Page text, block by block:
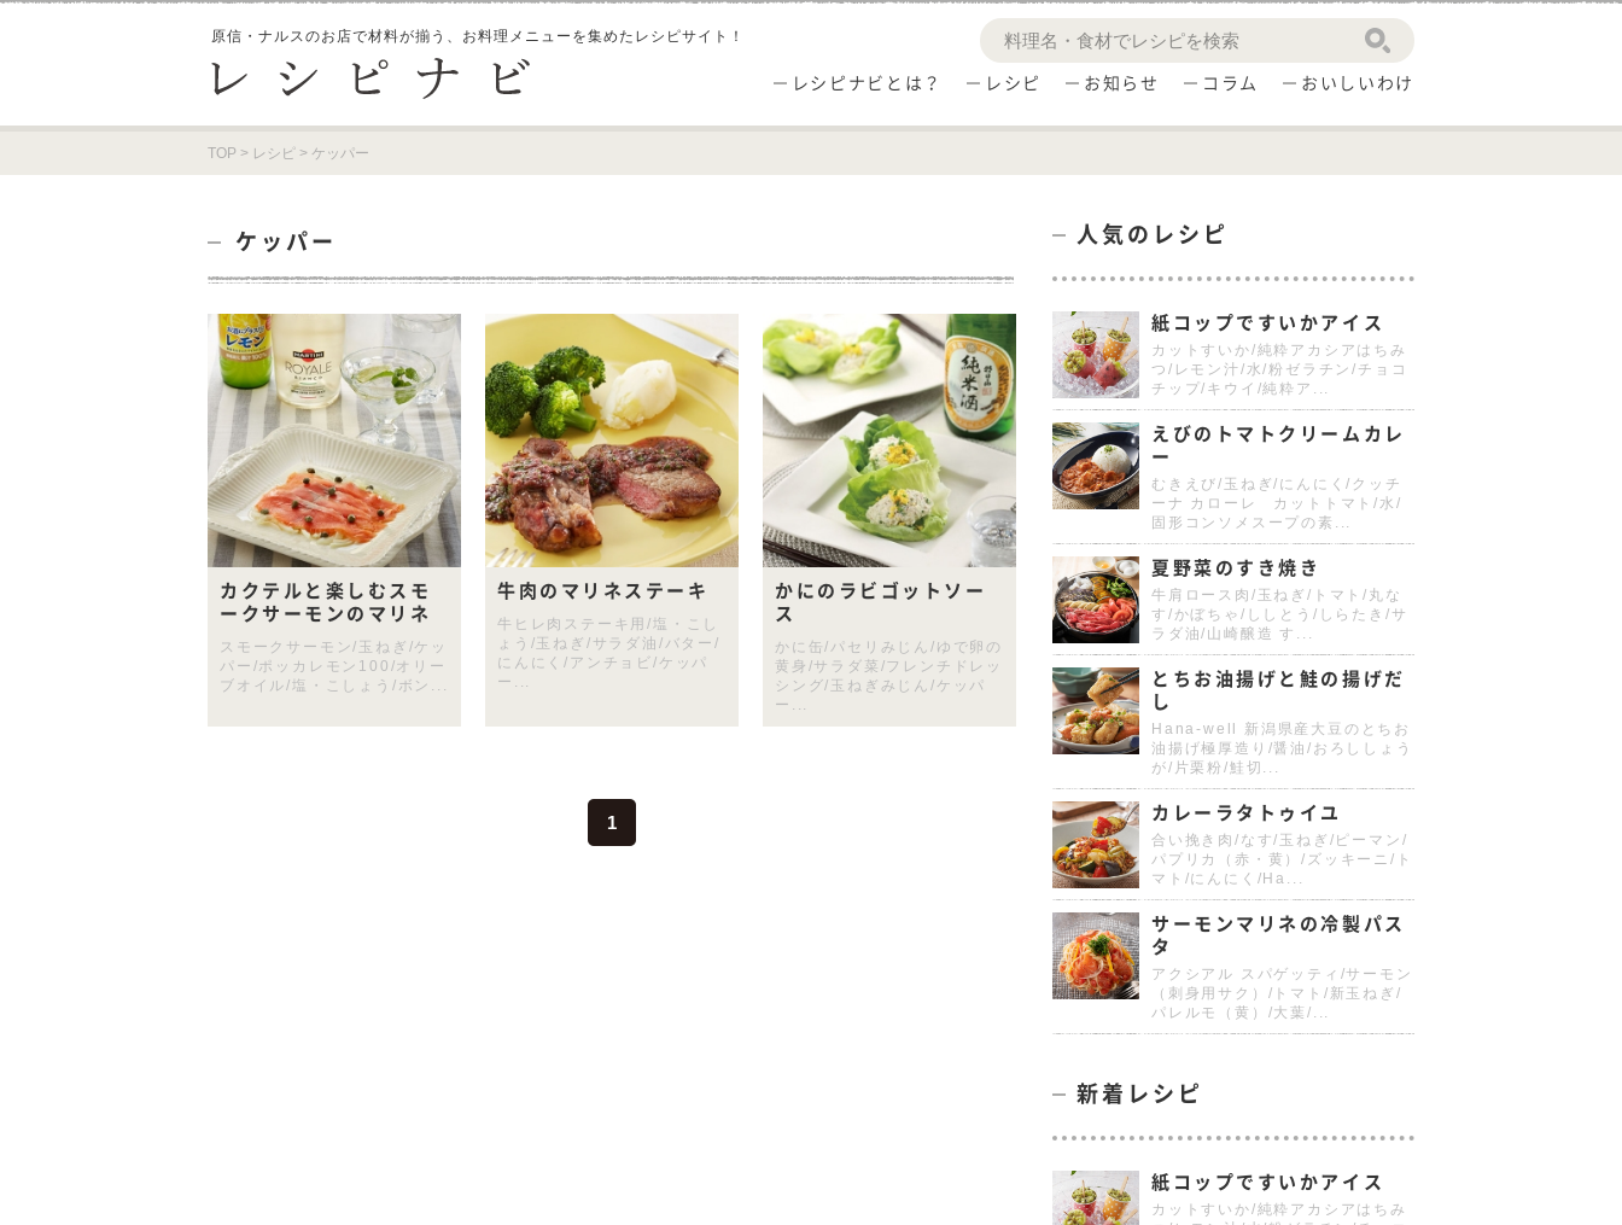
原信・ナルスのお店で材料が揃う、 お料理メニューを集めたレシピサイト！
レシピナビとは？ レシピ お知らせ コラム おいしいわけ
TOP > レシピ > ケッパー
ケッパー
カクテルと楽しむスモ
ークサーモンのマリネ
スモークサーモン/玉ねぎ/ケッ
パー/ポッカレモン100/オリー
ブオイル/塩・こしょう/ボン...
牛肉のマリネステーキ
牛ヒレ肉ステーキ用/塩・こし
ょう/玉ねぎ/サラダ油/バター/
にんにく/アンチョビ/ケッパ
ー...
かにのラビゴットソー
ス
かに缶/パセリみじん/ゆで卵の
黄身/サラダ菜/フレンチドレッ
シング/玉ねぎみじん/ケッパ
ー...
1
人気のレシピ
紙コップですいかアイス
カットすいか/純粋アカシアはちみ
つ/レモン汁/水/粉ゼラチン/チョコ
チップ/キウイ/純粋ア...
えびのトマトクリームカレ
ー
むきえび/玉ねぎ/にんにく/クッチ
ーナ カローレ カットトマト/水/
固形コンソメスープの素...
夏野菜のすき焼き
牛肩ロース肉/玉ねぎ/トマト/丸な
す/かぼちゃ/ししとう/しらたき/サ
ラダ油/山崎醸造 す...
とちお油揚げと鮭の揚げだ
し
Hana-well 新潟県産大豆のとちお
油揚げ極厚造り/醤油/おろししょう
が/片栗粉/鮭切...
カレーラタトゥイユ
合い挽き肉/なす/玉ねぎ/ピーマン/
パプリカ（赤・黄）/ズッキーニ/ト
マト/にんにく/Ha...
サーモンマリネの冷製パス
タ
アクシアル スパゲッティ/サーモン
（刺身用サク）/トマト/新玉ねぎ/
パレルモ（黄）/大葉/...
新着レシピ
紙コップですいかアイス
カットすいか/純粋アカシアはちみ